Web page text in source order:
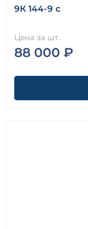
9К 144-9 с
Цена за шт.
88 000 ₽